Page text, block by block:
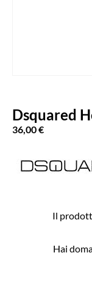
Dsquared
36,00€
Il
Hai